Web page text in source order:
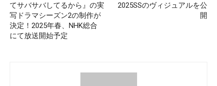
てサバサバしてるから』の実
写ドラマシーズン2の制作が
決定！2025年春、NHK総合
にて放送開始予定
2025SSのヴィジュアルを公
開